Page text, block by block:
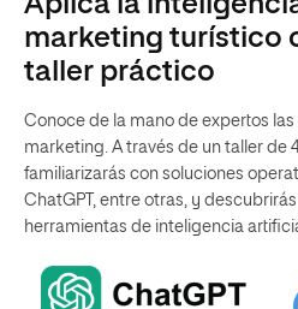
marketing turístico
taller práctico
Conoce de la mano de expertos las
marketing. A través de un taller de
familiarizarás con soluciones
ChatGPT, entre otras, y
herramientas de inteligencia